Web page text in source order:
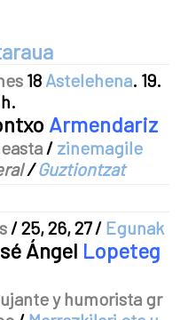
18 Astelehena. 19.
Armendariz
/ zinemagile
/Guztiontzat
/25, 26, 27/ Egunak
Ángel Lopeteg
y humorista gr